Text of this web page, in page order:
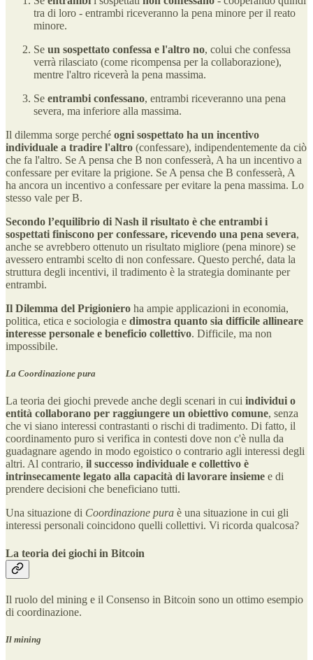
tra di loro - entrambi riceveranno la pena minore per il reato
minore.
Se un sospettato confessa e l'altro no, colui che confessa
verrà rilasciato (come ricompensa per la collaborazione),
mentre l'altro riceverà la pena massima.
Se entrambi confessano, entrambi riceveranno una pena
severa, ma inferiore alla massima.
Il dilemma sorge perché ogni sospettato ha un incentivo
individuale a tradire l'altro (confessare), indipendentemente da ciò
che fa l'altro. Se A pensa che B non confesserà, A ha un incentivo a
confessare per evitare la prigione. Se A pensa che B confesserà, A
ha ancora un incentivo a confessare per evitare la pena massima. Lo
stesso vale per B.
Secondo l’equilibrio di Nash il risultato è che entrambi i
sospettati finiscono per confessare, ricevendo una pena severa,
anche se avrebbero ottenuto un risultato migliore (pena minore) se
avessero entrambi scelto di non confessare. Questo perché, data la
struttura degli incentivi, il tradimento è la strategia dominante per
entrambi.
Il Dilemma del Prigioniero ha ampie applicazioni in economia,
politica, etica e sociologia e dimostra quanto sia difficile allineare
interesse personale e beneficio collettivo. Difficile, ma non
impossibile.
La Coordinazione pura
La teoria dei giochi prevede anche degli scenari in cui individui o
entità collaborano per raggiungere un obiettivo comune, senza
che vi siano interessi contrastanti o rischi di tradimento. Di fatto, il
coordinamento puro si verifica in contesti dove non c'è nulla da
guadagnare agendo in modo egoistico o contrario agli interessi degli
altri. Al contrario, il successo individuale e collettivo è
intrinsecamente legato alla capacità di lavorare insieme e di
prendere decisioni che beneficiano tutti.
Una situazione di Coordinazione pura è una situazione in cui gli
interessi personali coincidono quelli collettivi. Vi ricorda qualcosa?
La teoria dei giochi in Bitcoin
Il ruolo del mining e il Consenso in Bitcoin sono un ottimo esempio
di coordinazione.
Il mining